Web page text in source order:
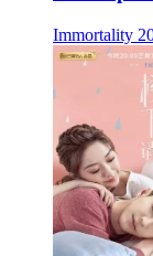
Immortality